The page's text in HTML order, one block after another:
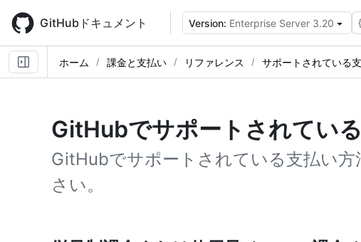
main
content
GitHubドキュメント Version: Enterprise Server 3.20
ホーム 課金と支払い リファレンス サポートされている
GitHubでサポートされてい
GitHubでサポートされている支払い
さい。